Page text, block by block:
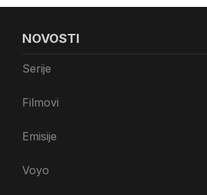
NOVOSTI
Serije
Filmovi
Emisije
Voyo